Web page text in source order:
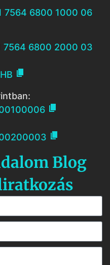
7564 6800 1000 06
7564 6800 2000 03



Blog